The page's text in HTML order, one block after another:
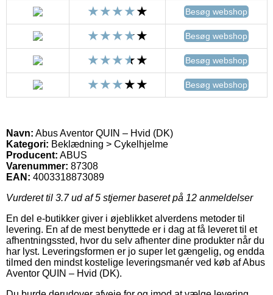
Besøg webshop
Besøg webshop
Besøg webshop
Besøg webshop
Navn: Abus Aventor QUIN – Hvid (DK)
Kategori: Beklædning > Cykelhjelme
Producent: ABUS
Varenummer: 87308
EAN: 4003318873089
Vurderet til 3.7ud af 5 stjerner baseret på 12 anmeldelser
En del e-butikker giver i øjeblikket alverdens metoder til
levering. En af de mest benyttede er i dag at få leveret til et
afhentningssted, hvor du selv afhenter dine produkter når du
har lyst. Leveringsformen er jo super let gængelig, og endda
tilmed den mindst kostelige leveringsmanér ved køb af Abus
Aventor QUIN – Hvid (DK).